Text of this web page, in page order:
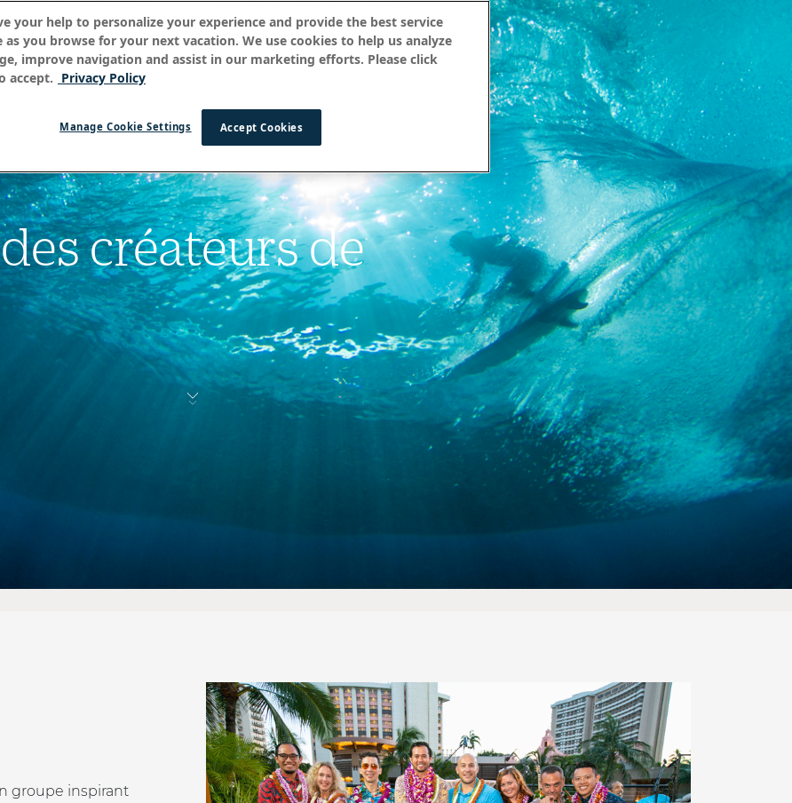
créateurs de
les originaux Beachcomber
groupe inspirant
your help to personalize your experience and provide the best service
as you browse for your next vacation. We use cookies to help us analyze
improve navigation and assist in our marketing efforts. Please click
accept. Privacy Policy
Accept Cookies
Manage Cookie Settings